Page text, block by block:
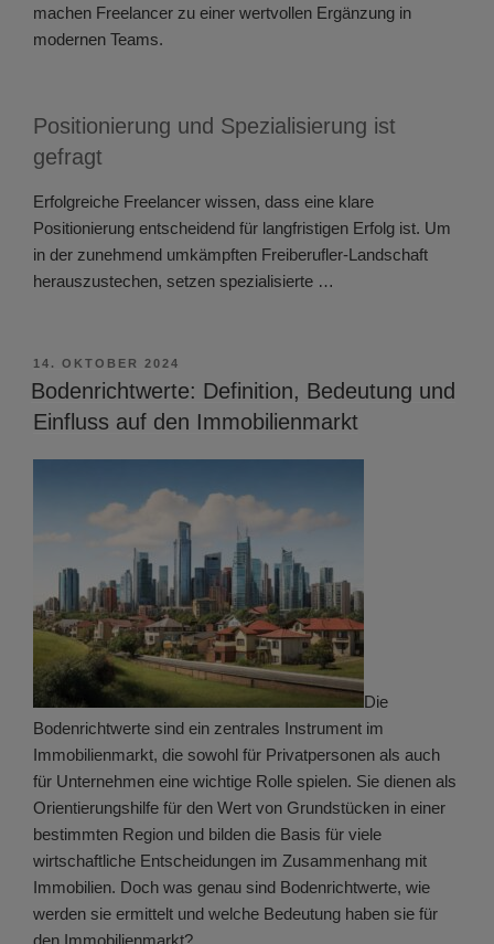
machen Freelancer zu einer wertvollen Ergänzung in
modernen Teams.
Positionierung und Spezialisierung ist
gefragt
Erfolgreiche Freelancer wissen, dass eine klare
Positionierung entscheidend für langfristigen Erfolg ist. Um
in der zunehmend umkämpften Freiberufler-Landschaft
herauszustechen, setzen spezialisierte …
VERÖFFENTLICHT
AM
14. OKTOBER 2024
Bodenrichtwerte: Definition, Bedeutung und
Einfluss auf den Immobilienmarkt
Die
Bodenrichtwerte sind ein zentrales Instrument im
Immobilienmarkt, die sowohl für Privatpersonen als auch
für Unternehmen eine wichtige Rolle spielen. Sie dienen als
Orientierungshilfe für den Wert von Grundstücken in einer
bestimmten Region und bilden die Basis für viele
wirtschaftliche Entscheidungen im Zusammenhang mit
Immobilien. Doch was genau sind Bodenrichtwerte, wie
werden sie ermittelt und welche Bedeutung haben sie für